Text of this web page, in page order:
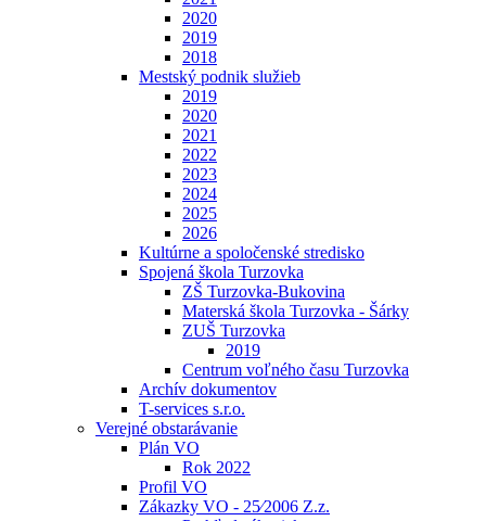
2020
2019
2018
Mestský podnik služieb
2019
2020
2021
2022
2023
2024
2025
2026
Kultúrne a spoločenské stredisko
Spojená škola Turzovka
ZŠ Turzovka-Bukovina
Materská škola Turzovka - Šárky
ZUŠ Turzovka
2019
Centrum voľného času Turzovka
Archív dokumentov
T-services s.r.o.
Verejné obstarávanie
Plán VO
Rok 2022
Profil VO
Zákazky VO - 25⁄2006 Z.z.